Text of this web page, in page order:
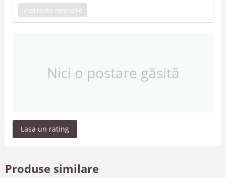
Vezi toate recenziile
Nici o postare găsită
Lasa un rating
Produse similare